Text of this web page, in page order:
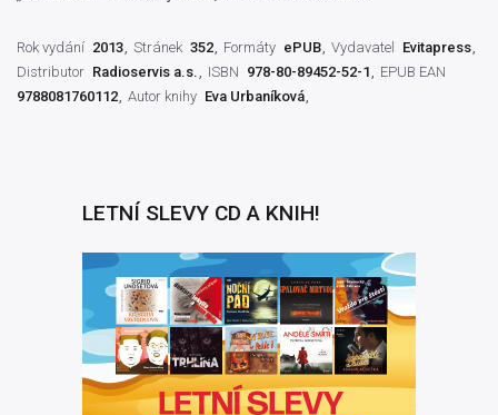
Rok vydání 2013 Stránek 352 Formáty ePUB Vydavatel
Evitapress
Distributor Radioservis a.s. ISBN 978-80-89452-52-1
EPUB EAN
9788081760112 Autor knihy Eva Urbaníková
LETNÍ SLEVY CD A KNIH!